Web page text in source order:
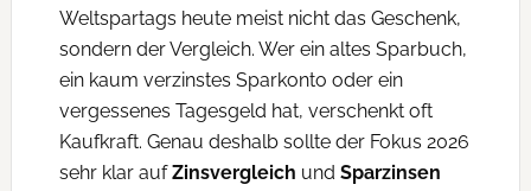
Weltspartags heute meist nicht das Geschenk,
sondern der Vergleich. Wer ein altes Sparbuch,
ein kaum verzinstes Sparkonto oder ein
vergessenes Tagesgeld hat, verschenkt oft
Kaufkraft. Genau deshalb sollte der Fokus 2026
sehr klar aufZinsvergleich und Sparzinsen